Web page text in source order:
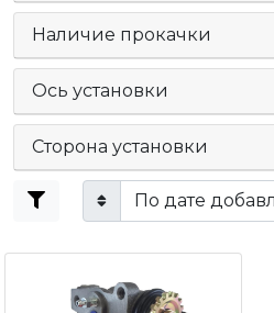
Наличие прокачки
Ось установки
Сторона установки